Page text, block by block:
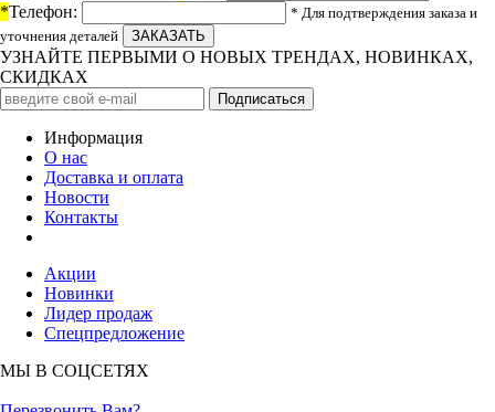
*Телефон:
* Для подтверждения заказа и
уточнения деталей
УЗНАЙТЕ ПЕРВЫМИ О НОВЫХ ТРЕНДАХ, НОВИНКАХ,
СКИДКАХ
Информация
О нас
Доставка и оплата
Новости
Контакты
Акции
Новинки
Лидер продаж
Спецпредложение
МЫ В СОЦСЕТЯХ